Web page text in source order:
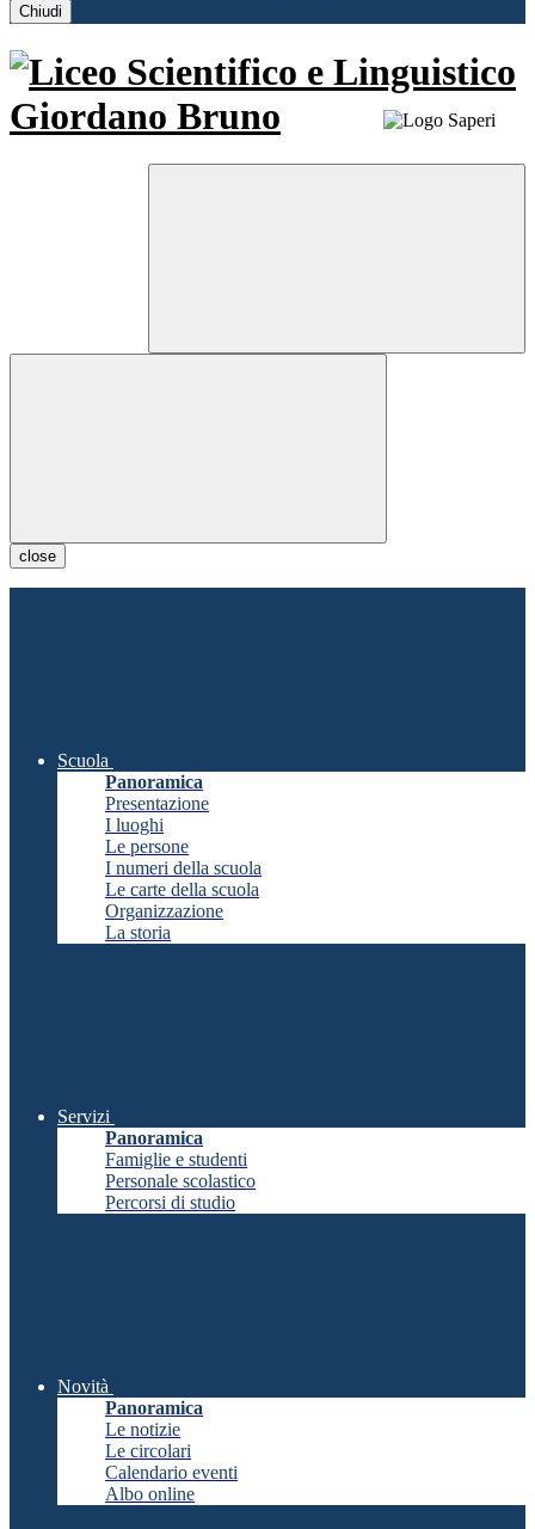
Chiudi
close
Scuola
Panoramica
Presentazione
I luoghi
Le persone
I numeri della scuola
Le carte della scuola
Organizzazione
La storia
Servizi
Panoramica
Famiglie e studenti
Personale scolastico
Percorsi di studio
Novità
Panoramica
Le notizie
Le circolari
Calendario eventi
Albo online